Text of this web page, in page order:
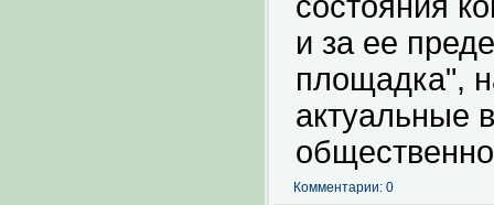
и за ее
площадка",
актуальные
Комментарии: 0